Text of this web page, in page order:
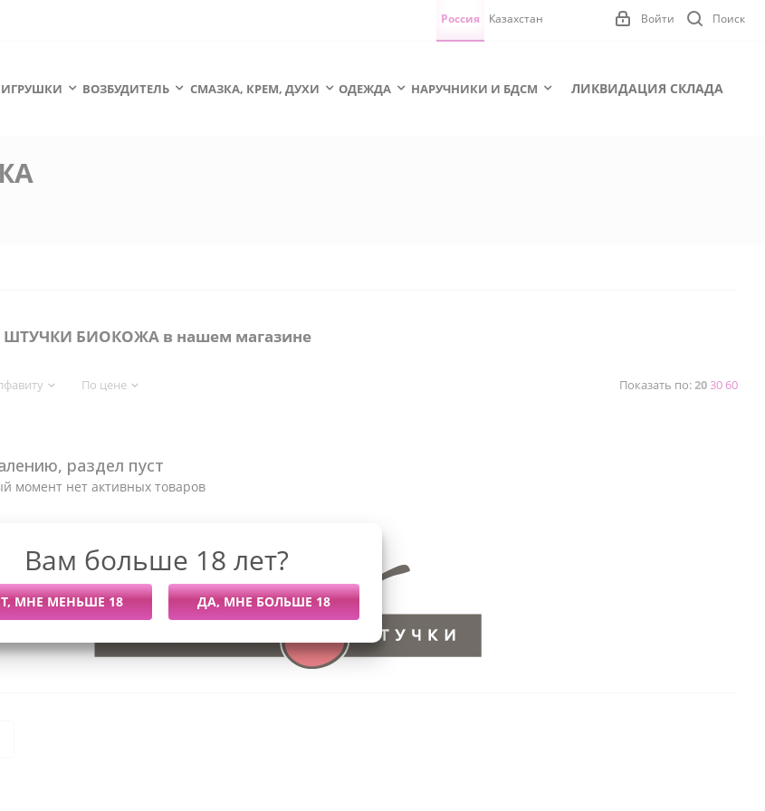
Поиск
Войти
Россия Казахстан
ИГРУШКИ ВОЗБУДИТЕЛЬ СМАЗКА, КРЕМ, ДУХИ ОДЕЖДА НАРУЧНИКИ И БДСМ ЛИКВИДАЦИЯ СКЛАДА
БИОКОЖА в нашем магазине
По цене Показать по:203060
раздел пуст
момент нет активных товаров
Вам больше 18 лет?